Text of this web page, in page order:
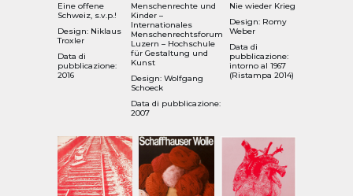
Eine offene
Schweiz, s.v.p.!
Design: Niklaus
Troxler
Data di
pubblicazione:
2016
Menschenrechte und
Kinder –
Internationales
Menschenrechtsforum
Luzern – Hochschule
für Gestaltung und
Kunst
Design: Wolfgang
Schoeck
Data di pubblicazione:
2007
Nie wieder Krieg
Design: Romy
Weber
Data di
pubblicazione:
intorno al 1967
(Ristampa 2014)